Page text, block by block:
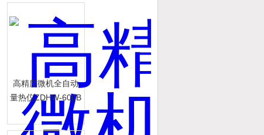
高精度微机全自动
量热仪ZDHW-600B